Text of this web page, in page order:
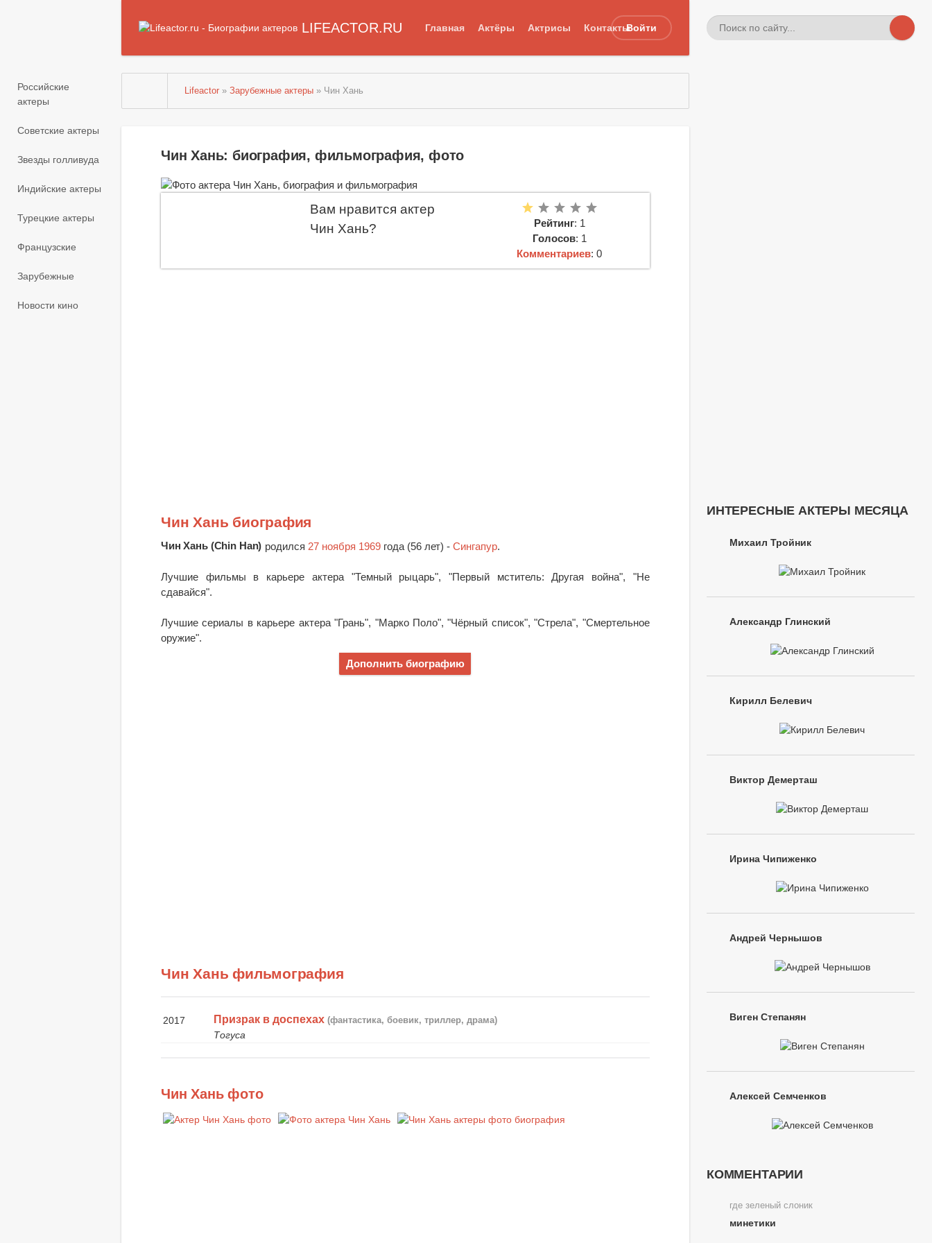
LIFEACTOR.RU Главная Актёры Актрисы КонтактыВойти
Российские
актеры
Советские актеры
Звезды голливуда
Индийские актеры
Турецкие актеры
Французские
Зарубежные
Новости кино
Lifeactor »Зарубежные актеры » Чин Хань
Чин Хань: биография, фильмография, фото
Вам нравится актер
Чин Хань?
Рейтинг: 1
Голосов: 1
Комментариев: 0
Чин Хань биография
Чин Хань (Chin Han) родился 27 ноября 1969 года (56 лет) -Сингапур.
Лучшие фильмы в карьере актера "Темный рыцарь", "Первый мститель: Другая война", "Не
сдавайся".
Лучшие сериалы в карьере актера "Грань", "Марко Поло", "Чёрный список", "Стрела", "Смертельное
оружие".
Дополнить биографию
Чин Хань фильмография
2017 Призрак в доспехах (фантастика, боевик, триллер, драма)
Тогуса
Чин Хань фото
ИНТЕРЕСНЫЕ АКТЕРЫ МЕСЯЦА
Михаил Тройник
Александр Глинский
Кирилл Белевич
Виктор Демерташ
Ирина Чипиженко
Андрей Чернышов
Виген Степанян
Алексей Семченков
КОММЕНТАРИИ
где зеленый слоник
минетики